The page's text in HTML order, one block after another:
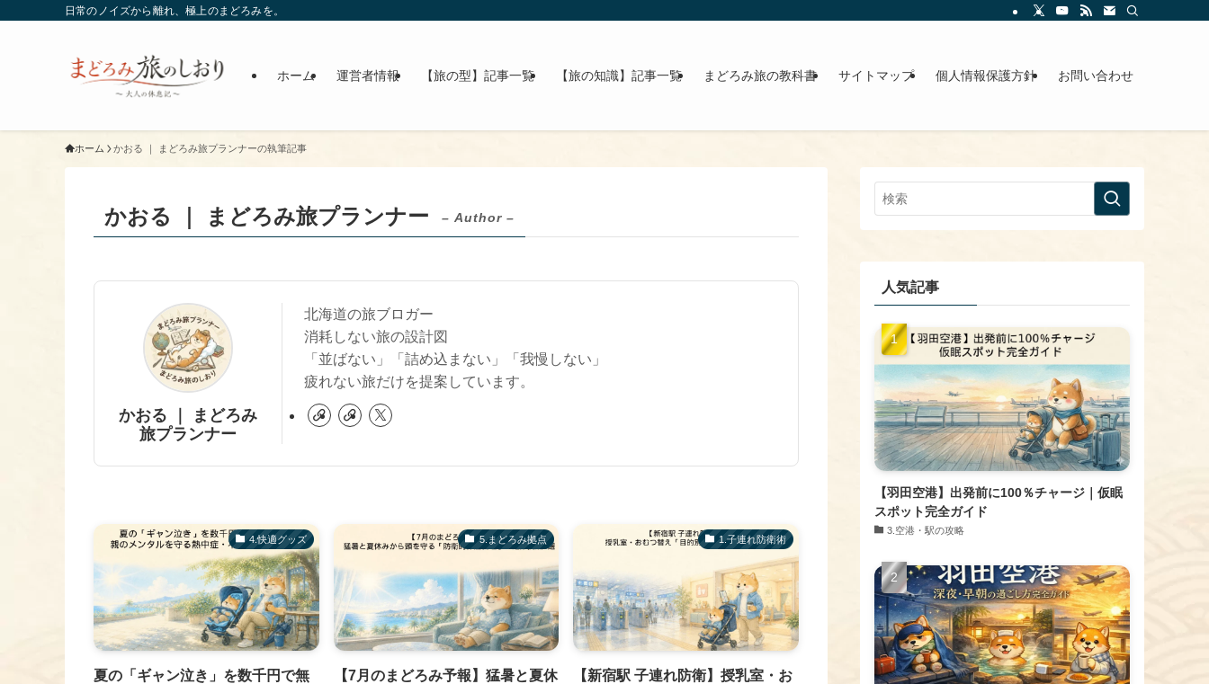
日常のノイズから離れ、極上のまどろみを。
ホーム 運営者情報 【旅の型】記事一覧 【旅の知識】記事一覧 まどろみ旅の教科書 サイトマップ 個人情報保護方針 お問い合わせ
ホーム かおる ｜ まどろみ旅プランナーの執筆記事
かおる ｜ まどろみ旅プランナー – Author –
かおる ｜ まどろみ
旅プランナー
北海道の旅ブロガー
消耗しない旅の設計図
「並ばない」「詰め込まない」「我慢しない」
疲れない旅だけを提案しています。
​4.快適グッズ
夏の「ギャン泣き」を数千円で無
​5.まどろみ拠点
【7月のまどろみ予報】猛暑と夏休
1.子連れ防衛術
【新宿駅 子連れ防衛】授乳室・お
人気記事
【羽田空港】出発前に100％チャージ｜仮眠
スポット完全ガイド
​3.空港・駅の攻略